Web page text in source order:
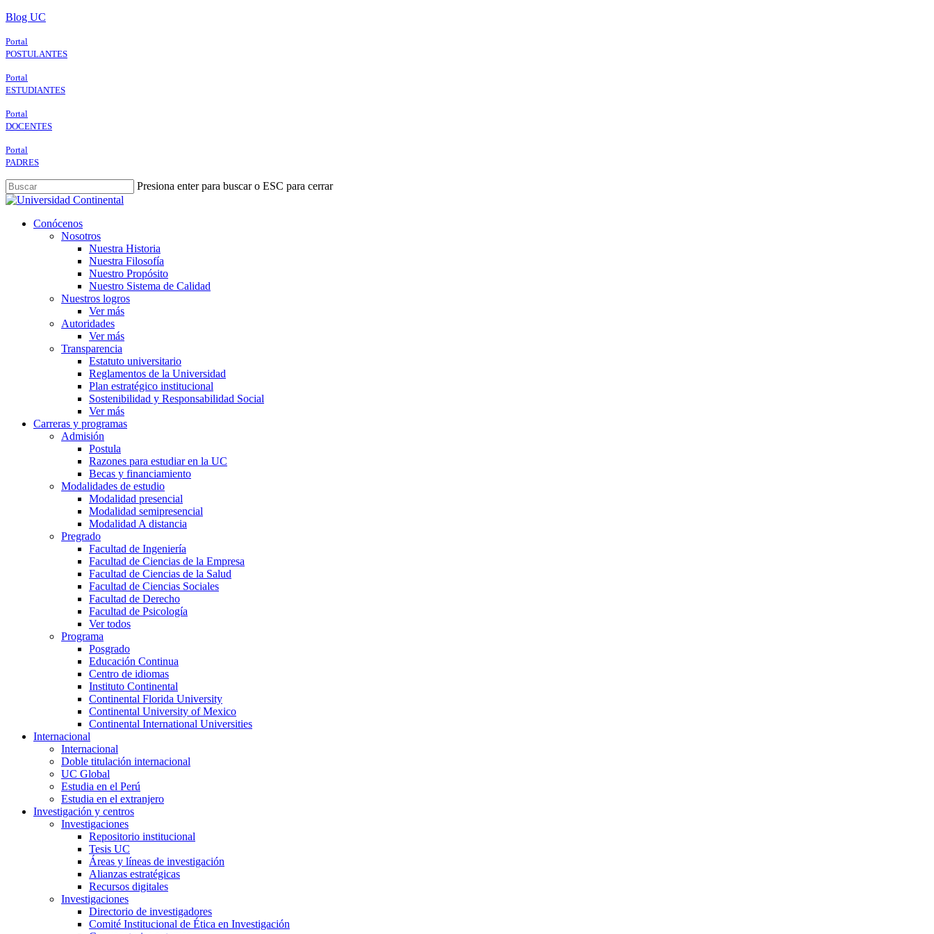
Skip
main
content
Blog UC
Portal
POSTULANTES
Portal
ESTUDIANTES
Portal
DOCENTES
Portal
PADRES
Presiona enter para buscar o ESC para cerrar
Close
search
Menu
Conócenos
Nosotros
Nuestra Historia
Nuestra Filosofía
Nuestro Propósito
Nuestro Sistema de Calidad
Nuestros logros
Ver más
Autoridades
Ver más
Transparencia
Estatuto universitario
Reglamentos de la Universidad
Plan estratégico institucional
Sostenibilidad y Responsabilidad Social
Ver más
Carreras y programas
Admisión
Postula
Razones para estudiar en la UC
Becas y financiamiento
Modalidades de estudio
Modalidad presencial
Modalidad semipresencial
Modalidad A distancia
Pregrado
Facultad de Ingeniería
Facultad de Ciencias de la Empresa
Facultad de Ciencias de la Salud
Facultad de Ciencias Sociales
Facultad de Derecho
Facultad de Psicología
Ver todos
Programa
Posgrado
Educación Continua
Centro de idiomas
Instituto Continental
Continental Florida University
Continental University of Mexico
Continental International Universities
Internacional
Internacional
Doble titulación internacional
UC Global
Estudia en el Perú
Estudia en el extranjero
Investigación y centros
Investigaciones
Repositorio institucional
Tesis UC
Áreas y líneas de investigación
Alianzas estratégicas
Recursos digitales
Investigaciones
Directorio de investigadores
Comité Institucional de Ética en Investigación